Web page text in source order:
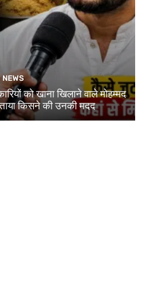
NEWS
को खाना खिलाने वाले मोहम्मद
किसने की उनकी मदद